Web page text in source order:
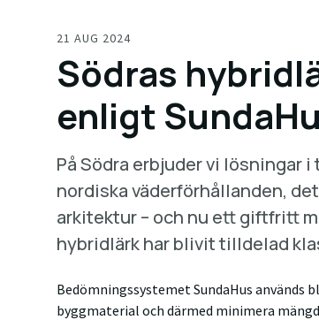
21 AUG 2024
Södras
enligt
På Södra erbjuder vi lösningar
nordiska väderförhållanden,
arkitektur – och nu ett giftfritt
hybridlärk har blivit tilldelad
Bedömningssystemet SundaHus
byggmaterial och därmed minimera